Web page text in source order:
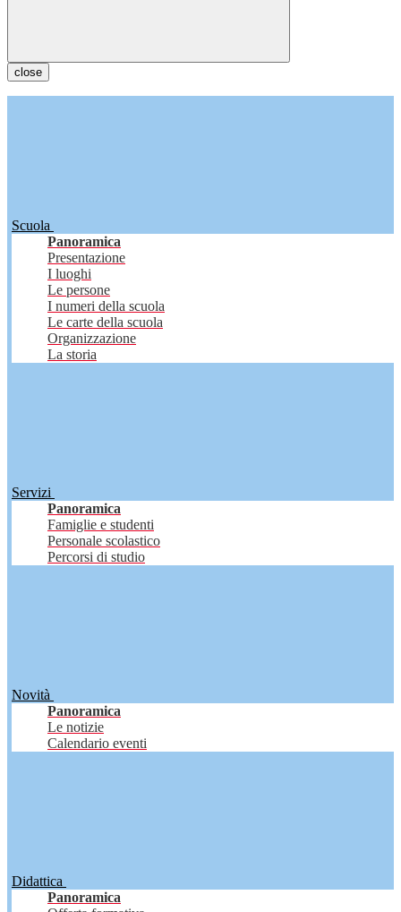
close
Scuola
Panoramica
Presentazione
I luoghi
Le persone
I numeri della scuola
Le carte della scuola
Organizzazione
La storia
Servizi
Panoramica
Famiglie e studenti
Personale scolastico
Percorsi di studio
Novità
Panoramica
Le notizie
Calendario eventi
Didattica
Panoramica